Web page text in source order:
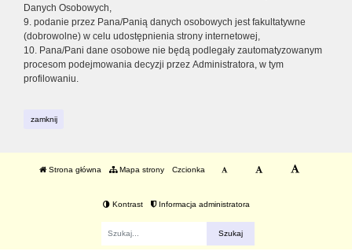
Danych Osobowych,
9. podanie przez Pana/Panią danych osobowych jest fakultatywne
(dobrowolne) w celu udostępnienia strony internetowej,
10. Pana/Pani dane osobowe nie będą podlegały zautomatyzowanym
procesom podejmowania decyzji przez Administratora, w tym
profilowaniu.
zamknij
Strona główna Mapa strony Czcionka
Kontrast Informacja administratora